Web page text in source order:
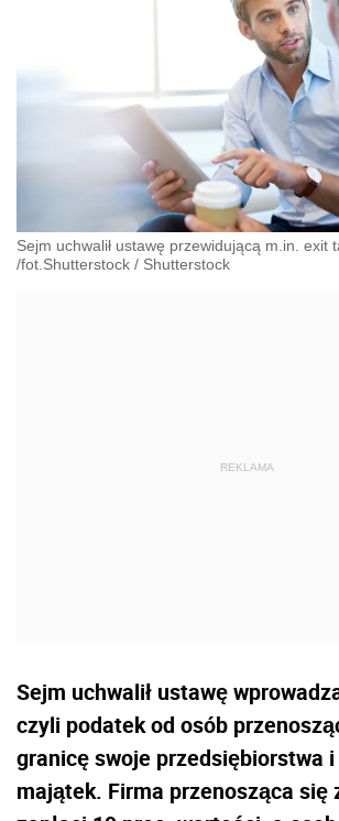
Sejm uchwalił ustawę przewidującą m.in. exit
/fot.Shutterstock / Shutterstock
Sejm uchwalił ustawę
czyli podatek od osób
granicę swoje przedsiębiorstwa
majątek. Firma przenosząca się